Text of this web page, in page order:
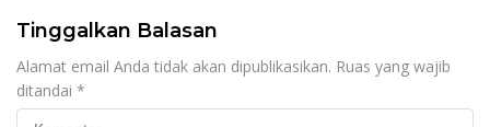
Tinggalkan Balasan
Alamat email Anda tidak akan dipublikasikan. Ruas yang wajib
ditandai *